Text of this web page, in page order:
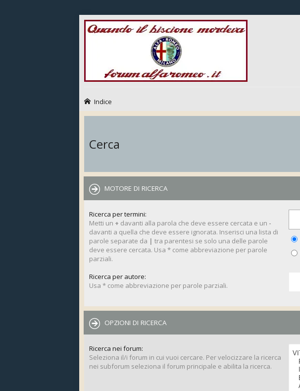
Indice
Cerca
MOTORE DI RICERCA
Ricerca per termini:
Metti un + davanti alla parola che deve essere cercata e un -
davanti a quella che deve essere ignorata. Inserisci una lista di
parole separate da | tra parentesi se solo una delle parole
deve essere cercata. Usa * come abbreviazione per parole
parziali.
Ricerca per autore:
Usa * come abbreviazione per parole parziali.
OPZIONI DI RICERCA
Ricerca nei forum:
Seleziona il/i forum in cui vuoi cercare. Per velocizzare la ricerca
nei subforum seleziona il forum principale e abilita la ricerca.